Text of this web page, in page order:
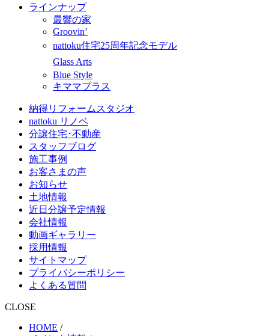
ラインナップ
最響の家
Groovin’
nattoku住宅25周年記念モデル
Glass Arts
Blue Style
キママプラス
納得リフォームスタジオ
nattoku リノベ
分譲住宅･不動産
スタッフブログ
施工事例
お客さまの声
お知らせ
土地情報
近日分譲予定情報
会社情報
動画ギャラリー
採用情報
サイトマップ
プライバシーポリシー
よくある質問
CLOSE
HOME /